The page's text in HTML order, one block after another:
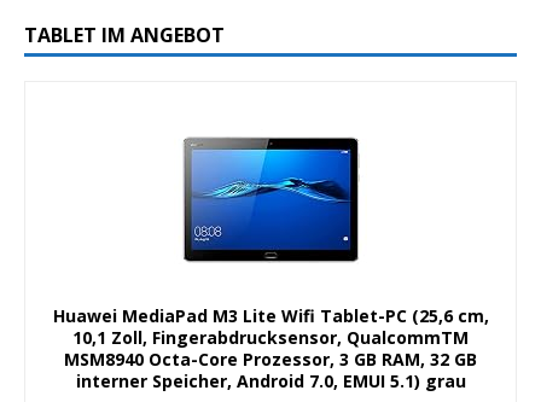
TABLET IM ANGEBOT
Huawei MediaPad M3 Lite Wifi Tablet-PC (25,6 cm,
10,1 Zoll, Fingerabdrucksensor, QualcommTM
MSM8940 Octa-Core Prozessor, 3 GB RAM, 32 GB
interner Speicher, Android 7.0, EMUI 5.1) grau